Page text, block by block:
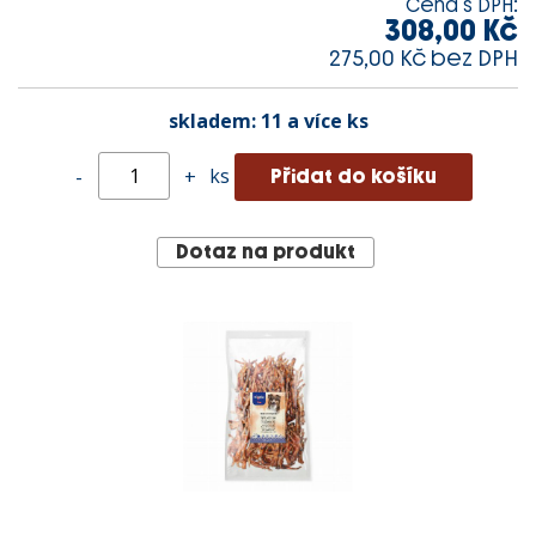
Cena s DPH:
308,00 Kč
275,00 Kč bez DPH
skladem: 11 a více ks
- + ks
Dotaz na produkt